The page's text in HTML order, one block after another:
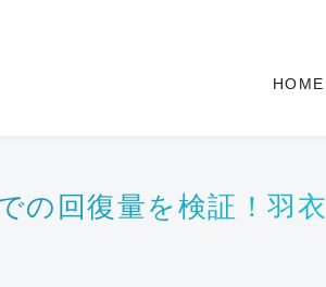
HOME
の回復量を検証！羽衣